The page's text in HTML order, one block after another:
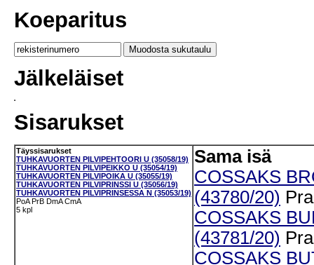
Koeparitus
Jälkeläiset
Sisarukset
Täyssisarukset
TUHKAVUORTEN PILVIPEHTOORI U (35058/19)
TUHKAVUORTEN PILVIPEIKKO U (35054/19)
TUHKAVUORTEN PILVIPOIKA U (35055/19)
TUHKAVUORTEN PILVIPRINSSI U (35056/19)
TUHKAVUORTEN PILVIPRINSESSA N (35053/19)
PoA PrB DmA CmA
5 kpl
Sama isä
COSSAKS
(43780/20) Pra
COSSAKS
(43781/20) Pra
COSSAKS